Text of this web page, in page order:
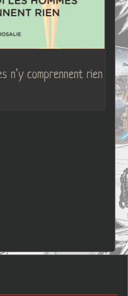
n’y comprennent rien